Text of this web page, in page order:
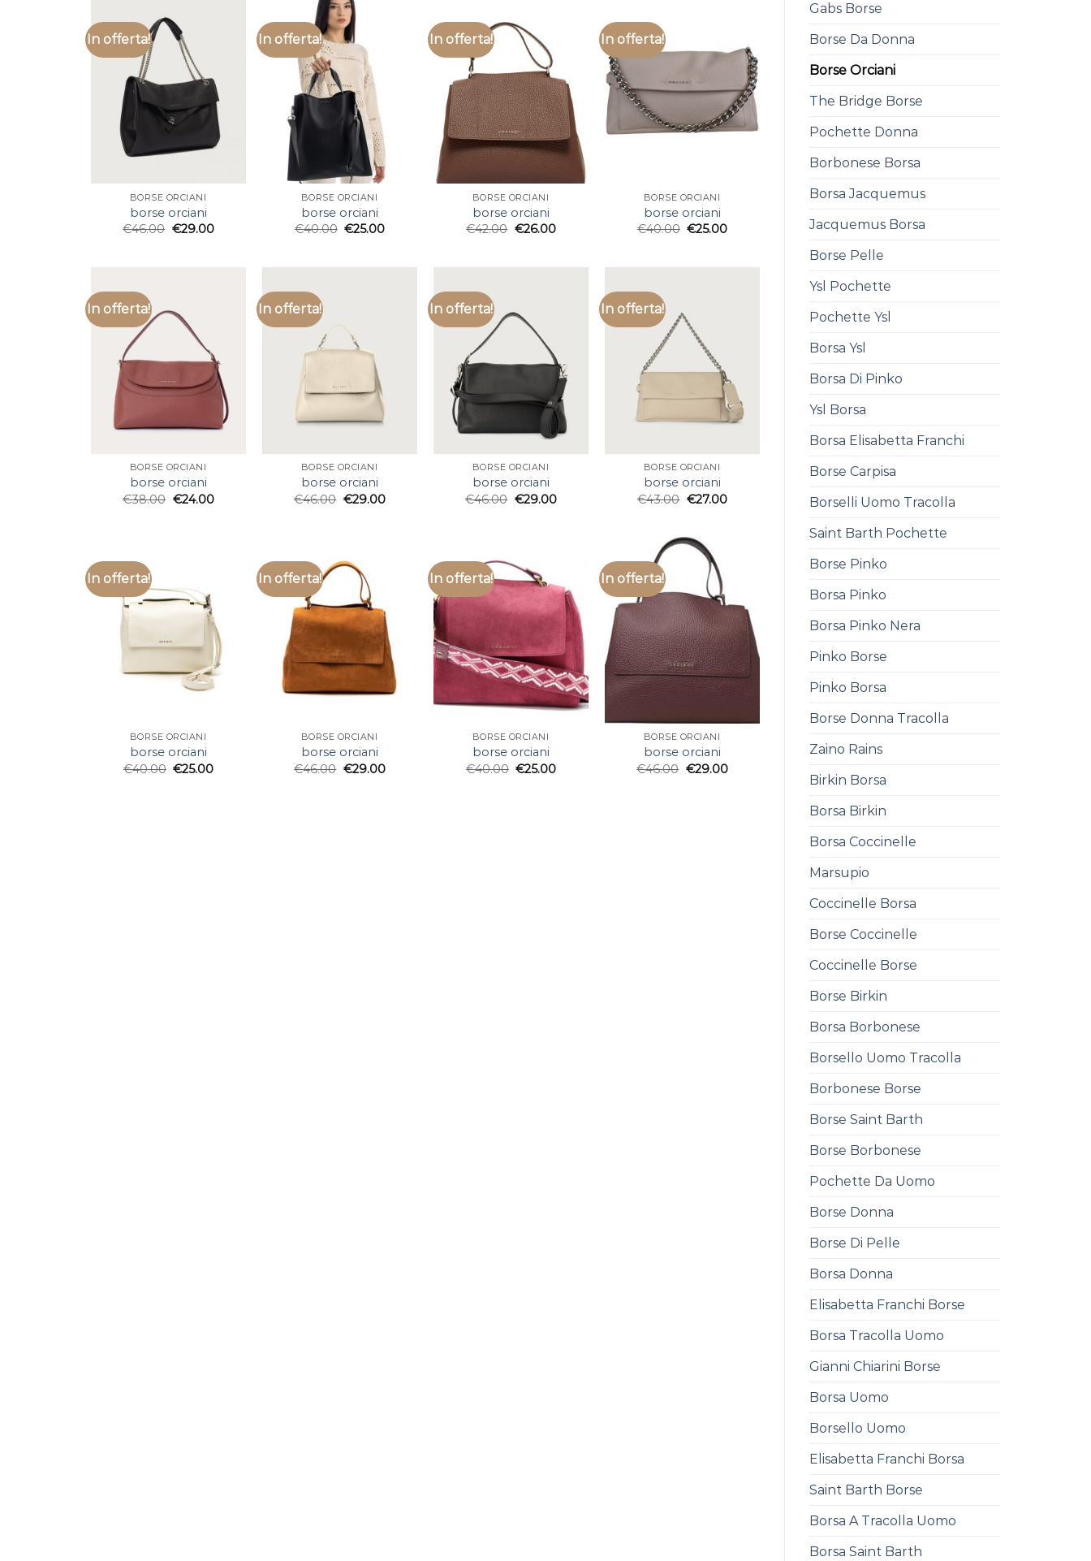
Gabs Borse
Borse Da Donna
Borse Orciani
The Bridge Borse
Pochette Donna
Borbonese Borsa
Borsa Jacquemus
Jacquemus Borsa
Borse Pelle
Ysl Pochette
Pochette Ysl
Borsa Ysl
Borsa Di Pinko
Ysl Borsa
Borsa Elisabetta Franchi
Borse Carpisa
Borselli Uomo Tracolla
Saint Barth Pochette
Borse Pinko
Borsa Pinko
Borsa Pinko Nera
Pinko Borse
Pinko Borsa
Borse Donna Tracolla
Zaino Rains
Birkin Borsa
Borsa Birkin
Borsa Coccinelle
Marsupio
Coccinelle Borsa
Borse Coccinelle
Coccinelle Borse
Borse Birkin
Borsa Borbonese
Borsello Uomo Tracolla
Borbonese Borse
Borse Saint Barth
Borse Borbonese
Pochette Da Uomo
Borse Donna
Borse Di Pelle
Borsa Donna
Elisabetta Franchi Borse
Borsa Tracolla Uomo
Gianni Chiarini Borse
Borsa Uomo
Borsello Uomo
Elisabetta Franchi Borsa
Saint Barth Borse
Borsa A Tracolla Uomo
Borsa Saint Barth
In offerta!
BORSE ORCIANI
borse orciani
€46.00 €29.00
In offerta!
BORSE ORCIANI
borse orciani
€40.00 €25.00
In offerta!
BORSE ORCIANI
borse orciani
€42.00 €26.00
In offerta!
BORSE ORCIANI
borse orciani
€40.00 €25.00
In offerta!
BORSE ORCIANI
borse orciani
€38.00 €24.00
In offerta!
BORSE ORCIANI
borse orciani
€46.00 €29.00
In offerta!
BORSE ORCIANI
borse orciani
€46.00 €29.00
In offerta!
BORSE ORCIANI
borse orciani
€43.00 €27.00
In offerta!
BORSE ORCIANI
borse orciani
€40.00 €25.00
In offerta!
BORSE ORCIANI
borse orciani
€46.00 €29.00
In offerta!
BORSE ORCIANI
borse orciani
€40.00 €25.00
In offerta!
BORSE ORCIANI
borse orciani
€46.00 €29.00